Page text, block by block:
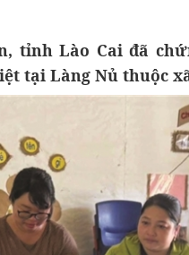
tỉnh Lào Cai đã
tại Làng Nủ thuộc